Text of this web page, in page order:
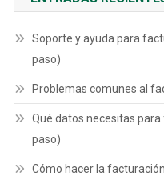
Soporte y ayuda para
paso)
Problemas comunes al
Qué datos necesitas
paso)
Cómo hacer la